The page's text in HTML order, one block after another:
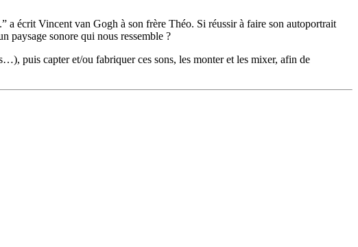
a écrit Vincent van Gogh à son frère Théo. Si réussir à faire son autoportrait
paysage sonore qui nous ressemble ?
puis capter et/ou fabriquer ces sons, les monter et les mixer, afin de